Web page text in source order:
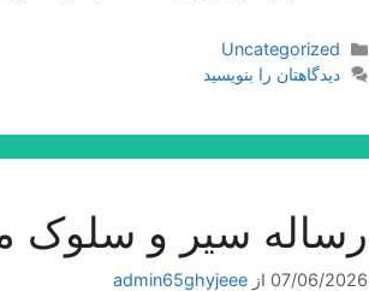
دسته‌ها
Uncategorized
دیدگاهتان را بنویسید
رساله سیر و سلوک
07/06/2026 از admin65ghyjeee